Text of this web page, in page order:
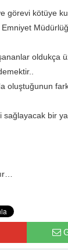
görevi kötüye
oldukça
oluştuğunun
bir